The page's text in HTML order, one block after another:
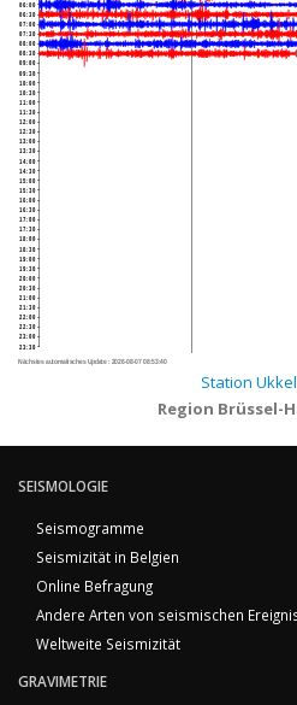
06:00
06:30
07:00
07:30
08:00
08:30
09:00
09:30
10:00
10:30
11:00
11:30
12:00
12:30
13:00
13:30
14:00
14:30
15:00
15:30
16:00
16:30
17:00
17:30
18:00
18:30
19:00
19:30
20:00
20:30
21:00
21:30
22:00
22:30
23:00
23:30
Nächstes automatisches Update : 2026-08-07 08:53:40
Station Ukkel
Region Brüssel-
SEISMOLOGIE
Seismogramme
Seismizität in Belgien
Online Befragung
Andere Arten von seismischen
Weltweite Seismizität
GRAVIMETRIE